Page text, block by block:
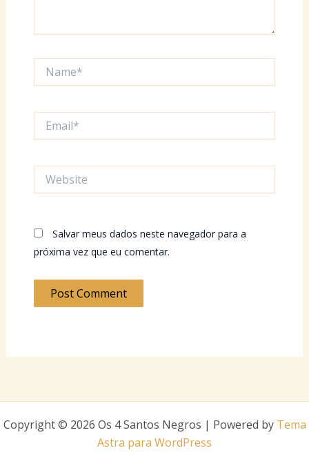
Salvar meus dados neste navegador para a
próxima vez que eu comentar.
Copyright © 2026 Os 4 Santos Negros | Powered by Tema
Astra para WordPress